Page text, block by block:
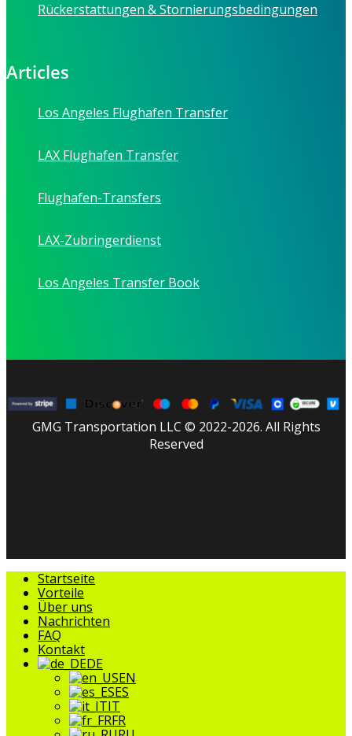
Rückerstattungen & Stornierungsbedingungen
Articles
Los Angeles Flughafen Transfer
LAX Flughafen Transfer
Flughafen-Transfers
LAX-Zubringerdienst
Los Angeles Transfer Book
GMG Transportation LLC © 2022-2026. All Rights
Reserved
Menü
schließen
Startseite
Vorteile
Über uns
Nachrichten
FAQ
Kontakt
DE
EN
ES
IT
FR